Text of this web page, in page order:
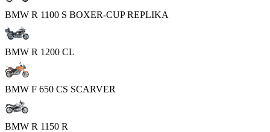
BMW R 1100 S BOXER-CUP REPLIKA
BMW R 1200 CL
BMW F 650 CS SCARVER
BMW R 1150 R